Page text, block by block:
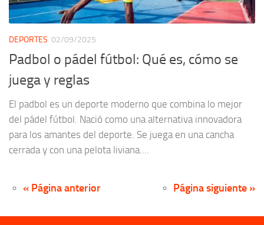
DEPORTES 02/09/2025
Padbol o pádel fútbol: Qué es, cómo se
juega y reglas
El padbol es un deporte moderno que combina lo mejor
del pádel fútbol. Nació como una alternativa innovadora
para los amantes del deporte. Se juega en una cancha
cerrada y con una pelota liviana....
« Página anterior Página siguiente »